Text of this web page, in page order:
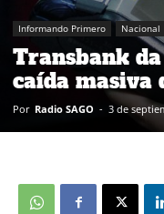
Informando Primero Nacional
Transbank
caída masiva
Por Radio SAGO - 3 de